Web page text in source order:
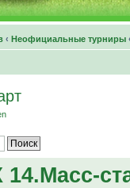
‹ Неофициальные турниры